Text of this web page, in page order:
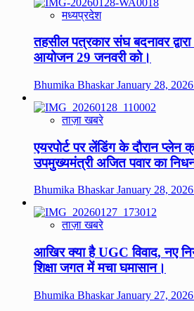
मध्यप्रदेश
तहसील पत्रकार संघ बदनावर
आयोजन 29 जनवरी को।
Bhumika BhaskarJanuary 28, 2026
ताज़ा खबरे
एयरपोर्ट पर लेंडिंग के दौरान प्लेन
उपमुख्यमंत्री अजित पवार का
Bhumika BhaskarJanuary 28, 2026
ताज़ा खबरे
आखिर क्या है UGC विवाद, नए
शिक्षा जगत में मचा घमासान।
Bhumika BhaskarJanuary 27, 2026